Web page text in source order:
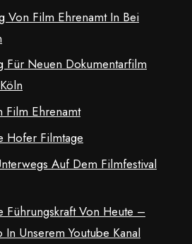
Von Film Ehrenamt In Bei
Für Neuen Dokumentarfilm
Film Ehrenamt
Hofer Filmtage
Auf Dem Filmfestival
Führungskraft Von Heute –
Unserem Youtube Kanal